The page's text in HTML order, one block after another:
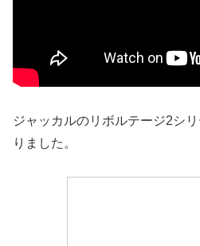
ジャッカルのリボルテージ2シ
りました。